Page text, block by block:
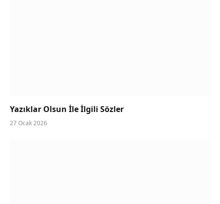
Yazıklar Olsun İle İlgili Sözler
27 Ocak 2026